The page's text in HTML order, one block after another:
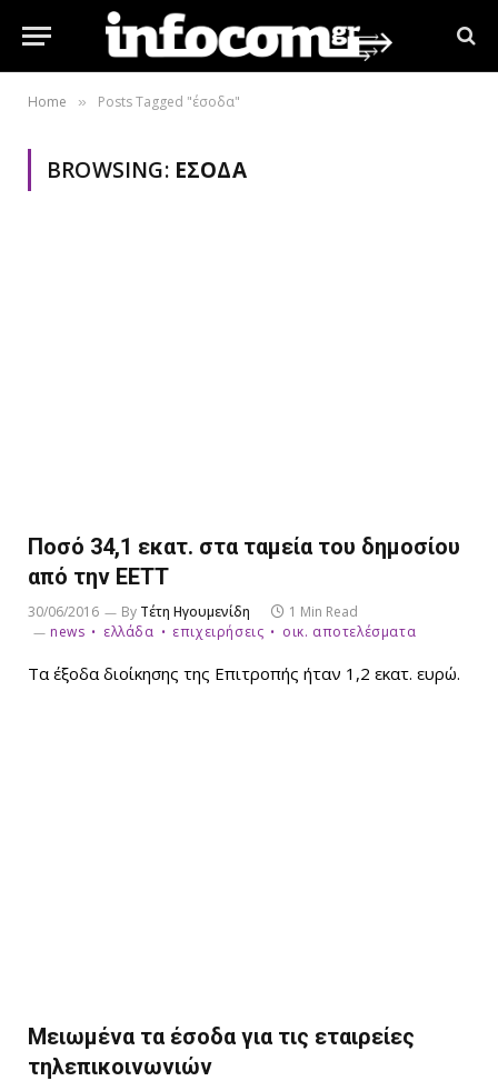
Home » Posts Tagged "έσοδα"
BROWSING: ΈΣΟΔΑ
Ποσό 34,1 εκατ. στα ταμεία του δημοσίου
από την ΕΕΤΤ
30/06/2016 By Τέτη Ηγουμενίδη
1 Min Read
news
ελλάδα επιχειρήσεις οικ. αποτελέσματα
Τα έξοδα διοίκησης της Επιτροπής ήταν 1,2 εκατ. ευρώ.
Μειωμένα τα έσοδα για τις εταιρείες
τηλεπικοινωνιών